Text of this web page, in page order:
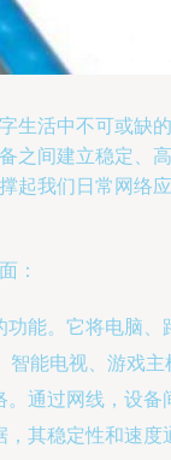
生活中不可或缺的
之间建立稳定、高
起我们日常网络应
：
功能。它将电脑、
智能电视、游戏主
。通过网线，设备
，其稳定性和速度